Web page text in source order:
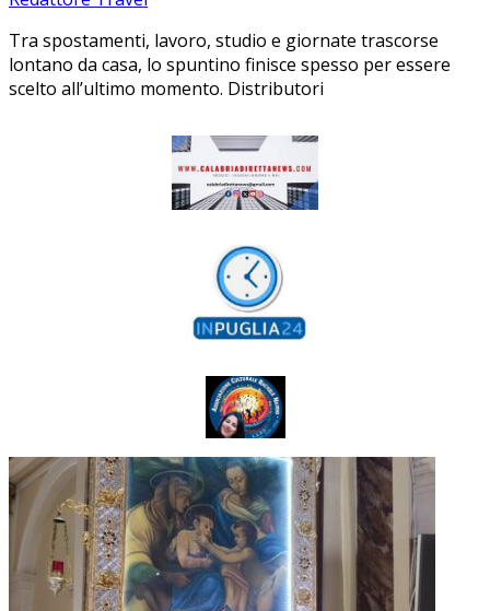
Tra spostamenti, lavoro, studio e giornate trascorse
lontano da casa, lo spuntino finisce spesso per essere
scelto all’ultimo momento. Distributori